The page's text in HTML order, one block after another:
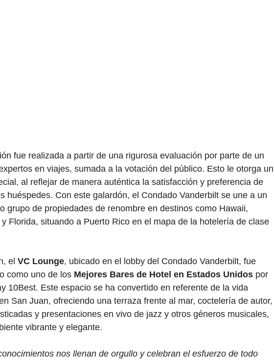
fue realizada a partir de una rigurosa evaluación por parte de un
en viajes, sumada a la votación del público. Esto le otorga un
al reflejar de manera auténtica la satisfacción y preferencia de
huéspedes. Con este galardón, el Condado Vanderbilt se une a un
grupo de propiedades de renombre en destinos como Hawaii,
Florida, situando a Puerto Rico en el mapa de la hotelería de clase
el VC Lounge, ubicado en el lobby del Condado Vanderbilt, fue
como uno de los Mejores Bares de Hotel en Estados Unidos por
10Best. Este espacio se ha convertido en referente de la vida
San Juan, ofreciendo una terraza frente al mar, coctelería de autor,
y presentaciones en vivo de jazz y otros géneros musicales,
vibrante y elegante.
nos llenan de orgullo y celebran el esfuerzo de todo